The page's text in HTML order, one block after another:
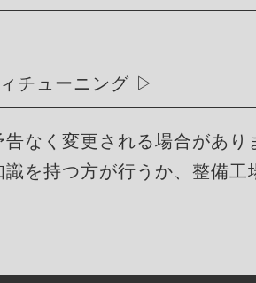
チューニング
なく変更される場合があり
を持つ方が行うか、整備工